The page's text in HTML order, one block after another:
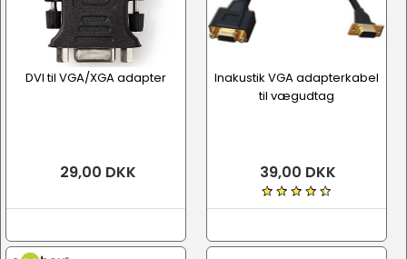
DVI til VGA/XGA adapter
29,00 DKK
Inakustik VGA adapterkabel
til vægudtag
39,00 DKK